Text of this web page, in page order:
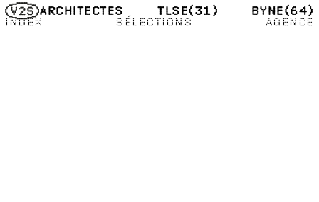
ARCHITECTES TLSE(31) BYNE(64)
INDEX
SÉLECTIONS AGENCE